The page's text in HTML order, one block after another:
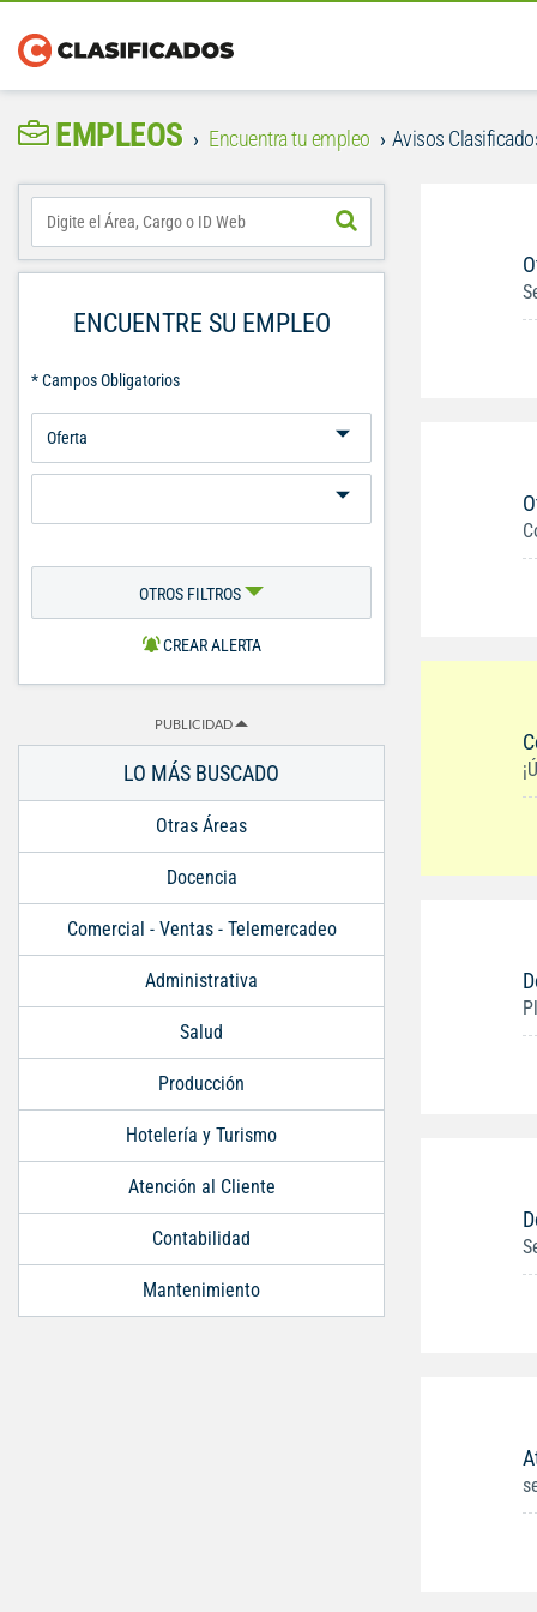
EMPLEOS Encuentra tu empleo Avisos
ENCUENTRE SU EMPLEO
* Campos Obligatorios
OTROS FILTROS
CREAR ALERTA
PUBLICIDAD
LO MÁS BUSCADO
Otras Áreas
Docencia
Comercial - Ventas - Telemercadeo
Administrativa
Salud
Producción
Hotelería y Turismo
Atención al Cliente
Contabilidad
Mantenimiento